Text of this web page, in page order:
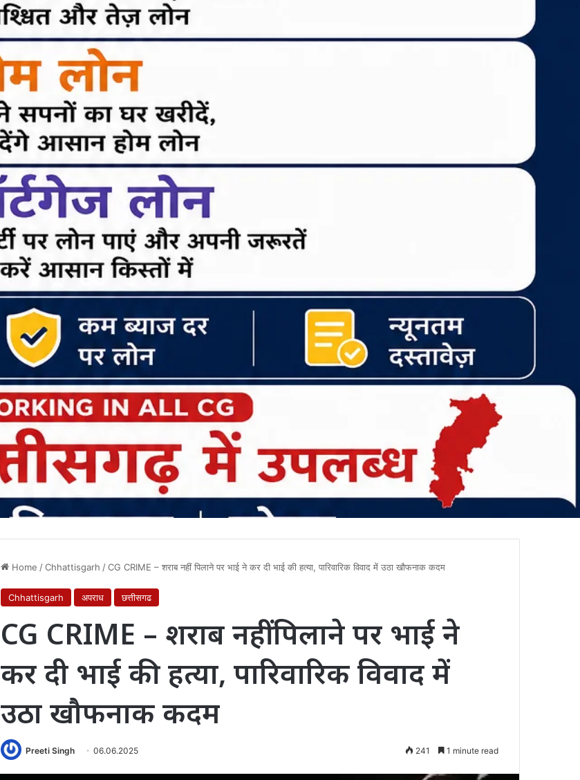
Home /Chhattisgarh /CG CRIME – शराब नहीं पिलाने पर भाई ने कर दी भाई की हत्या, पारिवारिक विवाद में उठा खौफनाक कदम
Chhattisgarh अपराध छत्तीसगढ
CG CRIME – शराब नहीं पिलाने पर भाई ने
कर दी भाई की हत्या, पारिवारिक विवाद में
उठा खौफनाक कदम
Preeti Singh 06.06.2025 241 1 minute read